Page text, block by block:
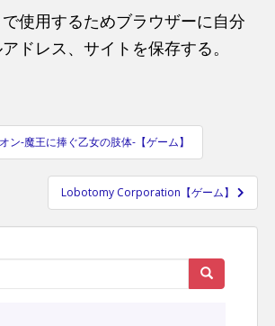
使用するためブラウザーに自分
ドレス、サイトを保存する。
ン-魔王に捧ぐ乙女の肢体-【ゲーム】
Lobotomy Corporation【ゲーム】